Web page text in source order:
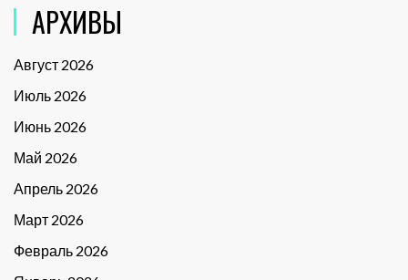
АРХИВЫ
Август 2026
Июль 2026
Июнь 2026
Май 2026
Апрель 2026
Март 2026
Февраль 2026